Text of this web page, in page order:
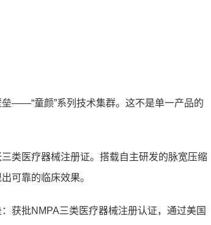
——“童颜”系列技术集群。这不是单一产品的
类医疗器械注册证。搭载自主研发的脉宽压缩
可靠的临床效果。
获批NMPA三类医疗器械注册认证，通过美国